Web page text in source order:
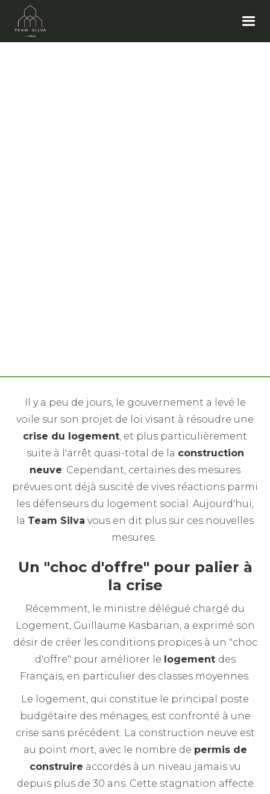
Il y a peu de jours, le gouvernement a levé le
voile sur son projet de loi visant à résoudre une
crise du logement, et plus particulièrement
suite à l'arrêt quasi-total de la construction
neuve. Cependant, certaines des mesures
prévues ont déjà suscité de vives réactions parmi
les défenseurs du logement social. Aujourd'hui,
la Team Silva vous en dit plus sur ces nouvelles
mesures.
Un "choc d'offre" pour palier à
la crise
Récemment, le ministre délégué chargé du
Logement, Guillaume Kasbarian, a exprimé son
désir de créer les conditions propices à un "choc
d'offre" pour améliorer le logement des
Français, en particulier des classes moyennes.
Le logement, qui constitue le principal poste
budgétaire des ménages, est confronté à une
crise sans précédent. La construction neuve est
au point mort, avec le nombre de permis de
construire accordés à un niveau jamais vu
depuis plus de 30 ans. Cette stagnation affecte